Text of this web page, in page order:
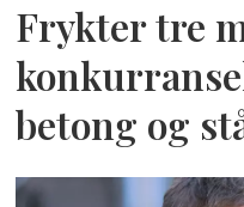
Frykter tre
betong og